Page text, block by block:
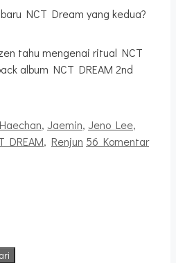
NCT Dream yang kedua?
tahu mengenai ritual NCT
album NCT DREAM 2nd
Haechan, Jaemin, Jeno Lee,
DREAM, Renjun 56 Komentar